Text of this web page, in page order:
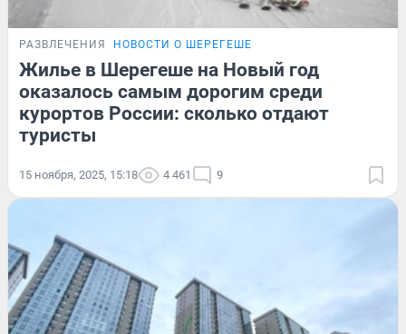
РАЗВЛЕЧЕНИЯ НОВОСТИ О ШЕРЕГЕШЕ
Жилье в Шерегеше на Новый год
оказалось самым дорогим среди
курортов России: сколько отдают
туристы
15 ноября, 2025, 15:18 4 461 9